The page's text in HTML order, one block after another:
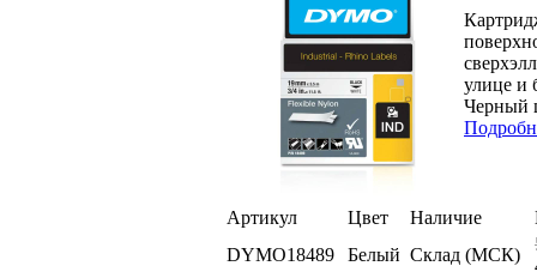
улице и
Черный
Артикул Цвет Наличие
DYMO18489
Белый Склад (МСК)